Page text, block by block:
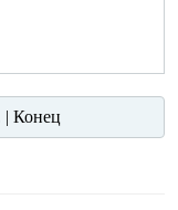
| Конец